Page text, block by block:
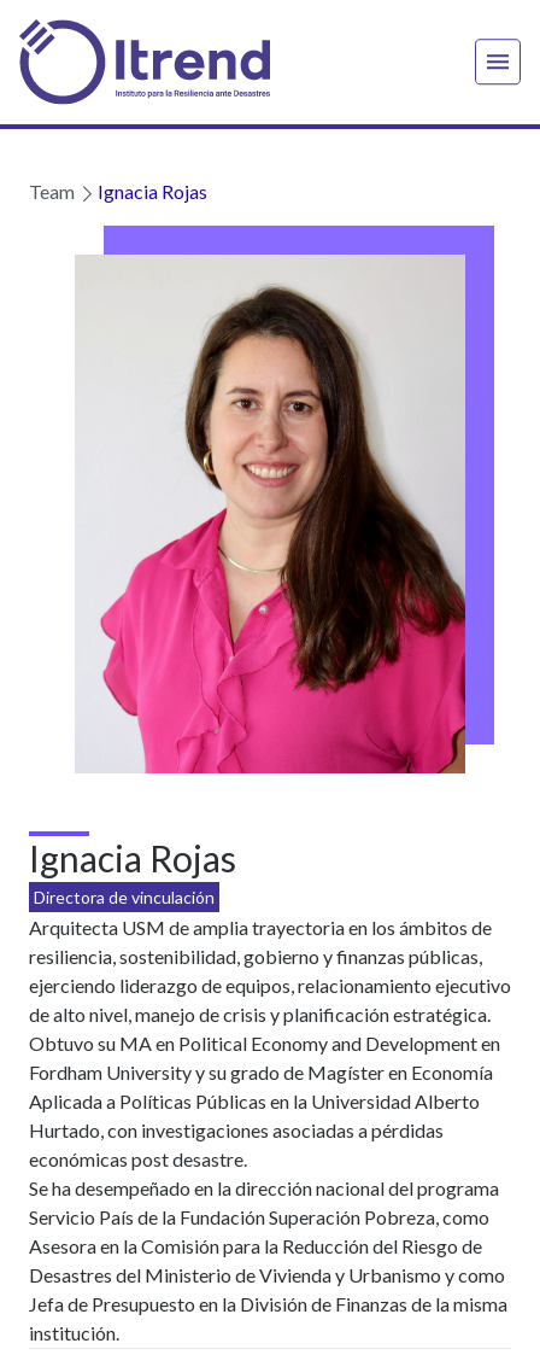
Team Ignacia Rojas
Ignacia Rojas
Directora de vinculación
Arquitecta USM de amplia trayectoria en los ámbitos de
resiliencia, sostenibilidad, gobierno y finanzas públicas,
ejerciendo liderazgo de equipos, relacionamiento ejecutivo
de alto nivel, manejo de crisis y planificación estratégica.
Obtuvo su MA en Political Economy and Development en
Fordham University y su grado de Magíster en Economía
Aplicada a Políticas Públicas en la Universidad Alberto
Hurtado, con investigaciones asociadas a pérdidas
económicas post desastre.
Se ha desempeñado en la dirección nacional del programa
Servicio País de la Fundación Superación Pobreza, como
Asesora en la Comisión para la Reducción del Riesgo de
Desastres del Ministerio de Vivienda y Urbanismo y como
Jefa de Presupuesto en la División de Finanzas de la misma
institución.